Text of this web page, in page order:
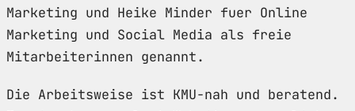
Marketing und Heike Minder fuer Online
Marketing und Social Media als freie
Mitarbeiterinnen genannt.
Die Arbeitsweise ist KMU-nah und beratend.